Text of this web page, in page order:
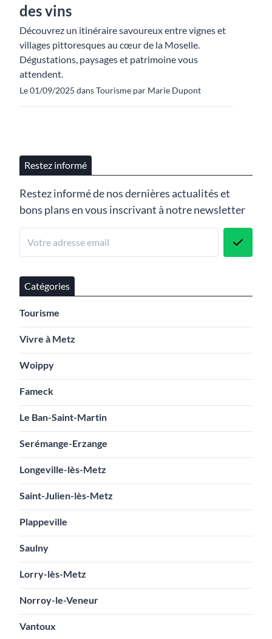
des vins
Découvrez un itinéraire savoureux entre vignes et
villages pittoresques au cœur de la Moselle.
Dégustations, paysages et patrimoine vous
attendent.
Le 01/09/2025 dans Tourisme par Marie Dupont
Restez informé
Restez informé de nos dernières actualités et
bons plans en vous inscrivant à notre newsletter
Catégories
Tourisme
Vivre à Metz
Woippy
Fameck
Le Ban-Saint-Martin
Serémange-Erzange
Longeville-lès-Metz
Saint-Julien-lès-Metz
Plappeville
Saulny
Lorry-lès-Metz
Norroy-le-Veneur
Vantoux